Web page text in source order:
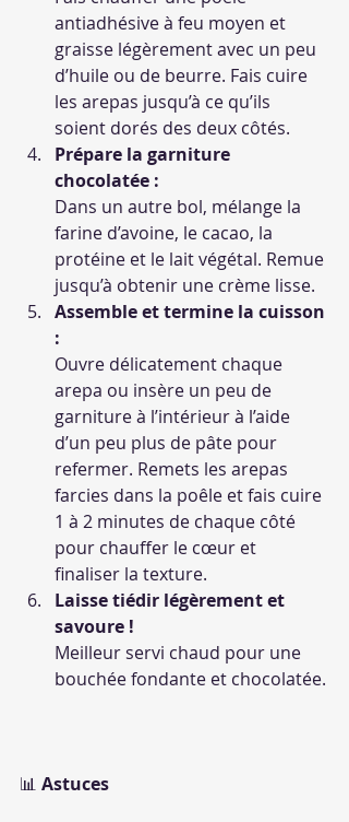
antiadhésive à feu moyen et
graisse légèrement avec un peu
d’huile ou de beurre. Fais cuire
les arepas jusqu’à ce qu’ils
soient dorés des deux côtés.
Prépare la garniture
chocolatée :
Dans un autre bol, mélange la
farine d’avoine, le cacao, la
protéine et le lait végétal. Remue
jusqu’à obtenir une crème lisse.
Assemble et termine la cuisson
:
Ouvre délicatement chaque
arepa ou insère un peu de
garniture à l’intérieur à l’aide
d’un peu plus de pâte pour
refermer. Remets les arepas
farcies dans la poêle et fais cuire
1 à 2 minutes de chaque côté
pour chauffer le cœur et
finaliser la texture.
Laisse tiédir légèrement et
savoure !
Meilleur servi chaud pour une
bouchée fondante et chocolatée.
📊 Astuces